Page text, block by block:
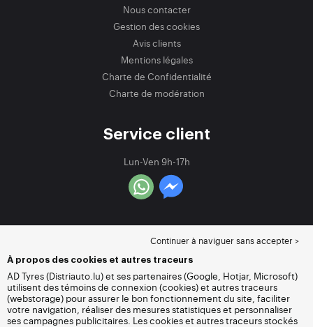
Nous contacter
Gestion des cookies
Avis clients
Mentions légales
Charte de Confidentialité
Charte de modération
Service client
Lun-Ven 9h-17h
Continuer à naviguer sans accepter >
À propos des cookies et autres traceurs
AD Tyres (Distriauto.lu) et ses partenaires (Google, Hotjar, Microsoft)
utilisent des témoins de connexion (cookies) et autres traceurs
(webstorage) pour assurer le bon fonctionnement du site, faciliter
votre navigation, réaliser des mesures statistiques et personnaliser
ses campagnes publicitaires. Les cookies et autres traceurs stockés